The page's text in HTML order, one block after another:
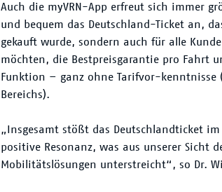
Auch die myVRN-App erfreut sich immer
und bequem das Deutschland-Ticket an,
gekauft wurde, sondern auch für alle
möchten, die Bestpreisgarantie pro Fahrt
Funktion – ganz ohne Tarifvor-
Bereichs).
„Insgesamt stößt das Deutschlandticket
positive Resonanz, was aus unserer Sicht
Mobilitätslösungen unterstreicht“, so Dr.